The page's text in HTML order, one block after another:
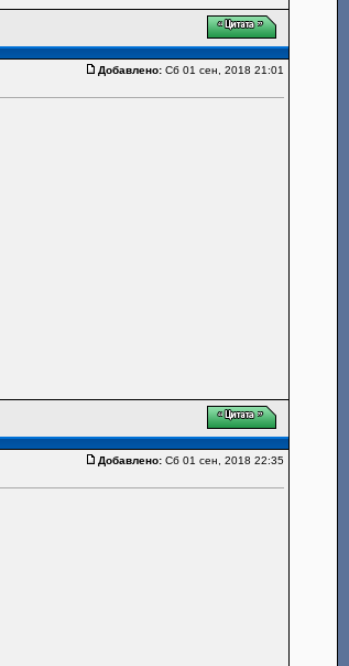
Добавлено:Сб 01 сен, 2018 21:01
Добавлено:Сб 01 сен, 2018 22:35